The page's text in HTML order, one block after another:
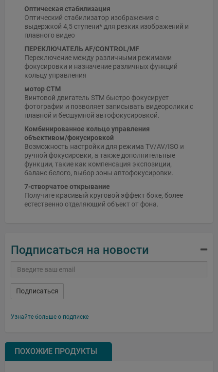
Оптическая стабилизация
Оптический стабилизатор изображения с
выдержкой 4,5 ступени* для резких изображений и
плавного видео
ПЕРЕКЛЮЧАТЕЛЬ AF/CONTROL/MF
Переключение между различными режимами
фокусировки и назначение различных функций
кольцу управления
мотор СТМ
Винтовой двигатель STM быстро фокусирует
фотографии и позволяет записывать видеоролики с
плавной и бесшумной автофокусировкой.
Комбинированное кольцо управления
объективом/фокусировкой
Возможность настройки для режима TV/AV/ISO и
ручной фокусировки, а также дополнительные
функции, такие как компенсация экспозиции,
баланс белого, выбор зоны автофокусировки.
7-створчатое открывание
Получите красивый круговой эффект боке, более
естественно отделяющий объект от фона.
Подписаться на новости
Подписаться
Узнайте больше о подписке
ПОХОЖИЕ ПРОДУКТЫ